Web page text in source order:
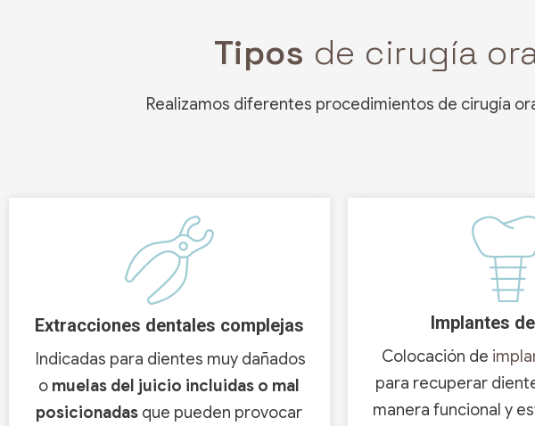
Tipos de cirugía
Realizamos diferentes procedimientos de cirugía
Extracciones dentales complejas
Indicadas para dientes muy dañados
o muelas del juicio incluidas o mal
posicionadas que pueden provocar
Implantes
Colocación de
para recuperar
manera funcional y